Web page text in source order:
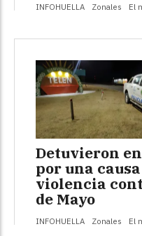
INFOHUELLA Zonales El
Detuvieron
por una
violencia
de Mayo
INFOHUELLA Zonales El